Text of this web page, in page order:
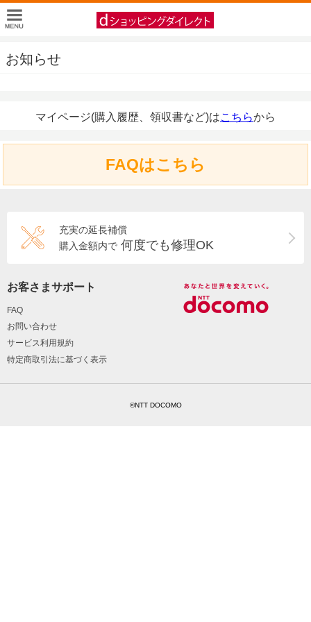
お知らせ
マイページ(購入履歴、領収書など)はこちらから
FAQはこちら
充実の延長補償
購入金額内で 何度でも修理OK
お客さまサポート
FAQ
お問い合わせ
サービス利用規約
特定商取引法に基づく表示
©NTT DOCOMO